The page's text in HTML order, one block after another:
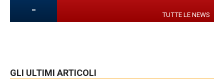
- TUTTE LE NEWS
GLI ULTIMI ARTICOLI